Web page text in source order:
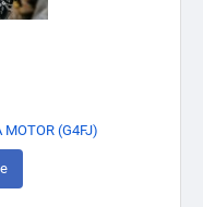
MOTOR (G4FJ)